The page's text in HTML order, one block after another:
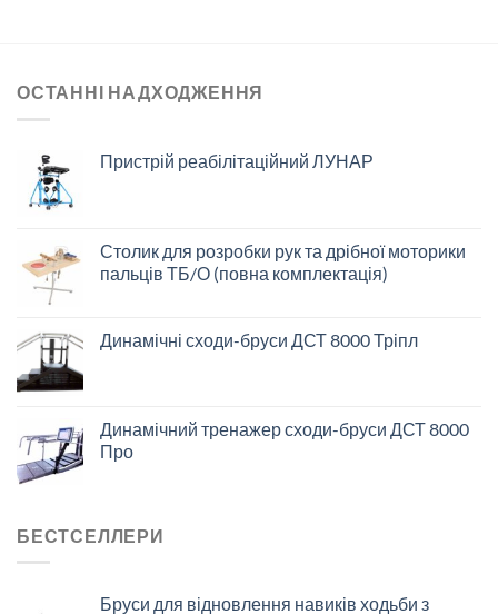
ОСТАННІ НАДХОДЖЕННЯ
Пристрій реабілітаційний ЛУНАР
Столик для розробки рук та дрібної моторики
пальців ТБ/О (повна комплектація)
Динамічні сходи-бруси ДСТ 8000 Тріпл
Динамічний тренажер сходи-бруси ДСТ 8000
Про
БЕСТСЕЛЛЕРИ
Бруси для відновлення навиків ходьби з